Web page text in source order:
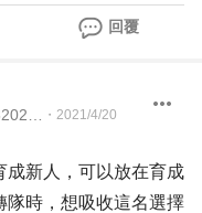
回覆
・ 2021/4/20
成新人，可以放在育成
隊時，想吸收這名選擇